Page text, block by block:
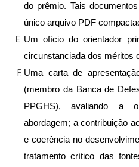
do prêmio. Tais
único arquivo PDF
Um ofício do orientador
circunstanciada dos méritos
Uma carta de
(membro da Banca de
PPGHS), avaliando a
abordagem; a contribuição
e coerência no
tratamento crítico das